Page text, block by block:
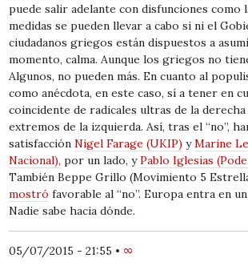
puede salir adelante con disfunciones como
medidas se pueden llevar a cabo si ni el
ciudadanos griegos están dispuestos a
momento, calma. Aunque los griegos no
Algunos, no pueden más. En cuanto al
como anécdota, en este caso, sí a tener en
coincidente de radicales ultras de la derecha
extremos de la izquierda. Así, tras el “no”,
satisfacciónNigel Farage (UKIP) yMarine
Nacional), por un lado, yPablo Iglesias
También Beppe Grillo (Movimiento 5
mostró favorable al “no”. Europa entra en
Nadie sabe hacia dónde.
05/07/2015 - 21:55 • ∞